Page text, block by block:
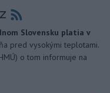
Slovensku platia v
pred vysokými teplotami.
o tom informuje na